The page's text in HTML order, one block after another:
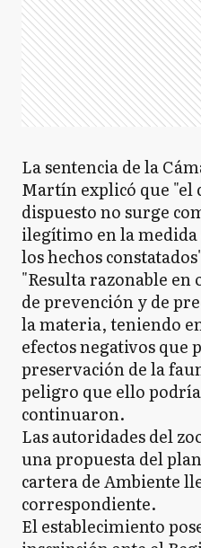
La sentencia de la
Martín explicó que
dispuesto no surge
ilegítimo en la medida
los hechos
"Resulta razonable
de prevención y de
la materia, teniendo
efectos negativos que
preservación de la
peligro que ello
continuaron.
Las autoridades del
una propuesta del
cartera de Ambiente
correspondiente.
El establecimiento